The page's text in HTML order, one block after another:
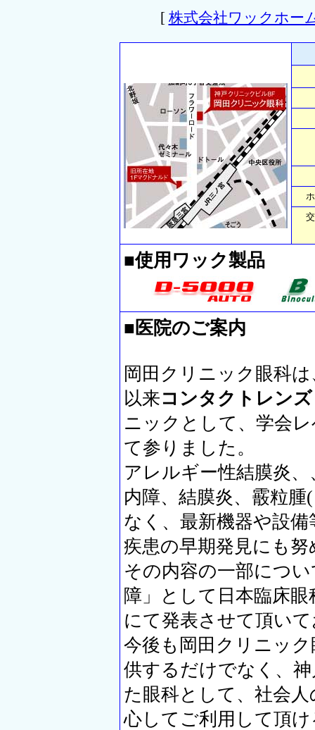
[ 株式会社ワックホー
■使用ワック製品
■医院のご案内
岡田クリニック眼科
以来コンタクトレンズ
ニックとして、学会
て参りました。
アレルギー性結膜炎
内障、結膜炎、霰粒
なく、最新機器や設
疾患の早期発見にも
その内容の一部につ
障」として日本臨床
にて発表させて頂い
今後も岡田クリニッ
供するだけでなく、
た眼科として、社会
心してご利用して頂